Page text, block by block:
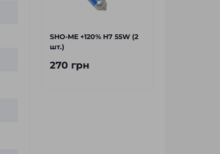
SHO-ME +120% H7 55W (2
шт.)
270 грн